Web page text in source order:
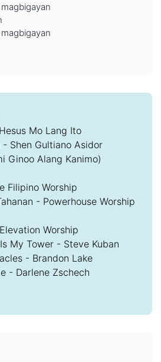
Mo Lang Ito
Shen Gultiano Asidor
Ginoo Alang Kanimo)
Filipino Worship
- Powerhouse Worship
Worship
My Tower - Steve Kuban
- Brandon Lake
- Darlene Zschech